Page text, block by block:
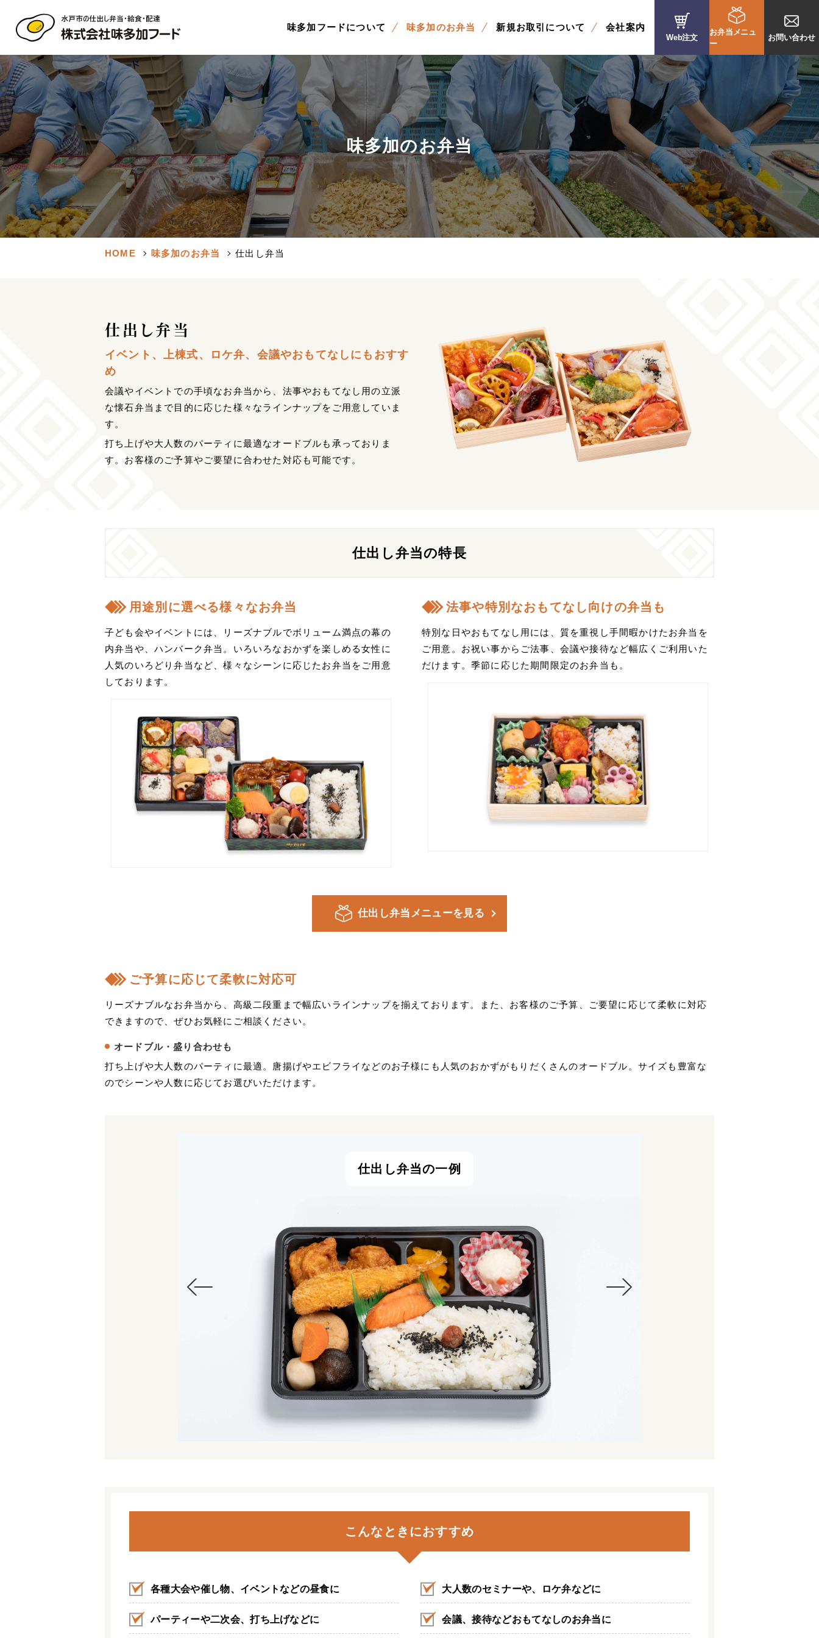
味多加フードについて 味多加のお弁当 新規お取引について 会社案内
Web注文
お弁当メニュ
ー
お問い合わせ
味多加のお弁当
HOME 味多加のお弁当 仕出し弁当
仕出し弁当
イベント、上棟式、ロケ弁、会議やおもてなしにもおすす
め
会議やイベントでの手頃なお弁当から、法事やおもてなし用の立派
な懐石弁当まで目的に応じた様々なラインナップをご用意していま
す。
打ち上げや大人数のパーティに最適なオードブルも承っておりま
す。お客様のご予算やご要望に合わせた対応も可能です。
仕出し弁当の特長
用途別に選べる様々なお弁当
子ども会やイベントには、リーズナブルでボリューム満点の幕の
内弁当や、ハンバーク弁当。いろいろなおかずを楽しめる女性に
人気のいろどり弁当など、様々なシーンに応じたお弁当をご用意
しております。
法事や特別なおもてなし向けの弁当も
特別な日やおもてなし用には、質を重視し手間暇かけたお弁当を
ご用意。お祝い事からご法事、会議や接待など幅広くご利用いた
だけます。季節に応じた期間限定のお弁当も。
仕出し弁当 メニューを見る
ご予算に応じて柔軟に対応可
リーズナブルなお弁当から、高級二段重まで幅広いラインナップを揃えております。また、お客様のご予算、ご要望に応じて柔軟に対応
できますので、ぜひお気軽にご相談ください。
オードブル・盛り合わせも
打ち上げや大人数のパーティに最適。唐揚げやエビフライなどのお子様にも人気のおかずがもりだくさんのオードブル。サイズも豊富な
のでシーンや人数に応じてお選びいただけます。
仕出し弁当の一例
こんなときにおすすめ
各種大会や催し物、イベントなどの昼食に 大人数のセミナーや、ロケ弁などに
パーティーや二次会、打ち上げなどに 会議、接待などおもてなしのお弁当に